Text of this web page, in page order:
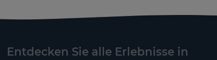
Entdecken Sie alle Erlebnisse in